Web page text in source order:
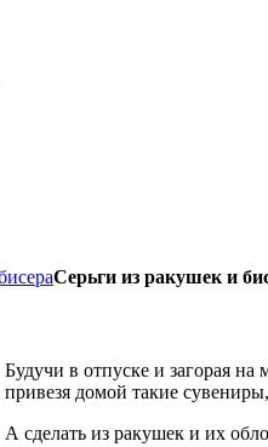
Серьги из ракушек и
Будучи в отпуске и загорая
привезя домой такие
А сделать из ракушек и их